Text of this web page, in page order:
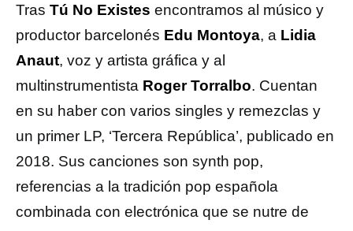
Tras Tú No Existes encontramos al músico y
productor barcelonés Edu Montoya, a Lidia
Anaut, voz y artista gráfica y al
multinstrumentista Roger Torralbo. Cuentan
en su haber con varios singles y remezclas y
un primer LP, ‘Tercera República’, publicado en
2018. Sus canciones son synth pop,
referencias a la tradición pop española
combinada con electrónica que se nutre de